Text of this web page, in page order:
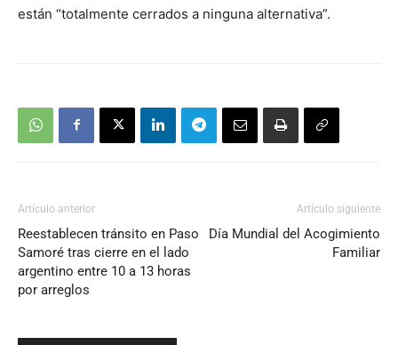
están “totalmente cerrados a ninguna alternativa”.
Artículo anterior
Reestablecen tránsito en Paso
Samoré tras cierre en el lado
argentino entre 10 a 13 horas
por arreglos
Artículo siguiente
Día Mundial del Acogimiento
Familiar